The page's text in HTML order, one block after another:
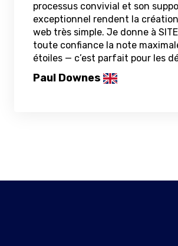
processus convivial et son
exceptionnel rendent la
web très simple. Je donne à
toute confiance la note
étoiles — c’est parfait pour les
Paul Downes